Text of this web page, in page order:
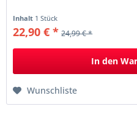
Inhalt 1 Stück
22,90 € * 24,99 € *
In den
Wunschliste